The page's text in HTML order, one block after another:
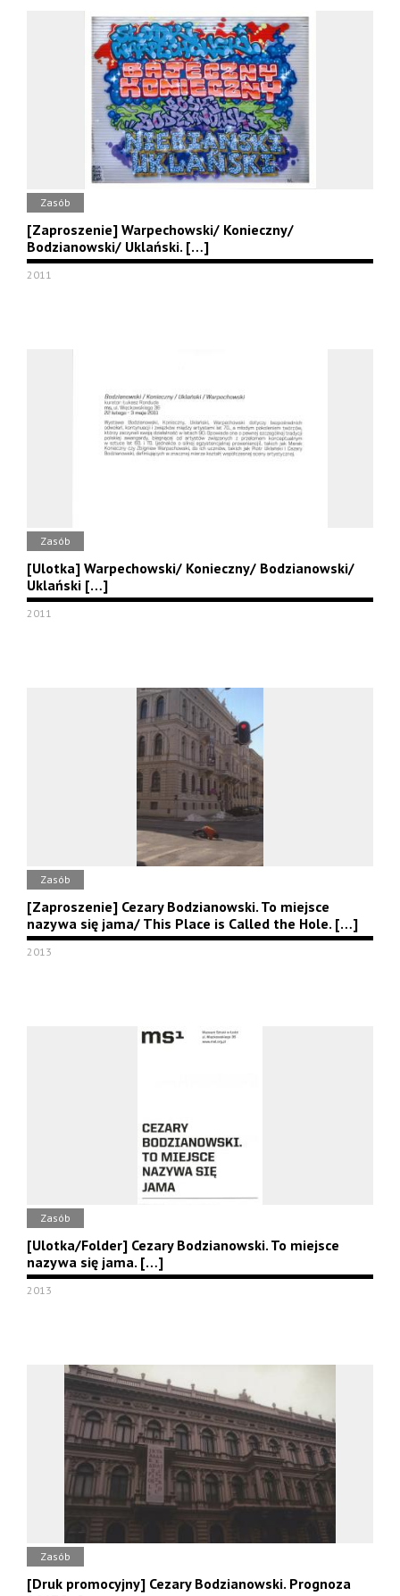
Zasób
[Zaproszenie] Warpechowski/ Konieczny/
Bodzianowski/ Uklański. […]
2011
Zasób
[Ulotka] Warpechowski/ Konieczny/ Bodzianowski/
Uklański […]
2011
Zasób
[Zaproszenie] Cezary Bodzianowski. To miejsce
nazywa się jama/ This Place is Called the Hole. […]
2013
Zasób
[Ulotka/Folder] Cezary Bodzianowski. To miejsce
nazywa się jama. […]
2013
Zasób
[Druk promocyjny] Cezary Bodzianowski. Prognoza